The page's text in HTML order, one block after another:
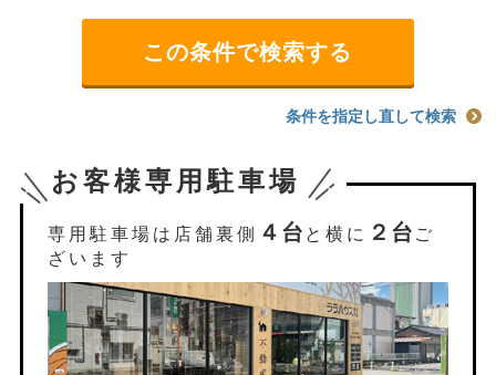
条件を指定し直して検索
お客様専用駐車場
専用駐車場は店舗裏側 ４台 と横に ２台 ご
ざいます